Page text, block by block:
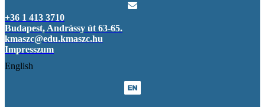
+36 1 413 3710
Budapest, Andrássy út 63-65.
kmaszc@edu.kmaszc.hu
Impresszum
English